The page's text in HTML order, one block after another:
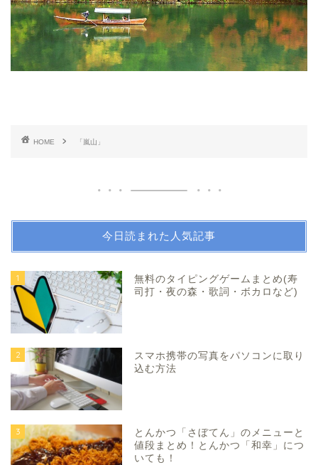
HOME 「嵐山」
今日読まれた人気記事
1
無料のタイピングゲームまとめ(寿
司打・夜の森・歌詞・ボカロなど)
2
スマホ携帯の写真をパソコンに取り
込む方法
3
とんかつ「さぼてん」のメニューと
値段まとめ！とんかつ「和幸」につ
いても！